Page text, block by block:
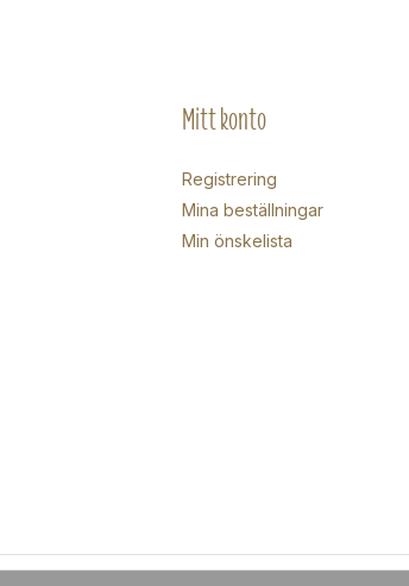
Mitt konto
Registrering
Mina beställningar
Min önskelista